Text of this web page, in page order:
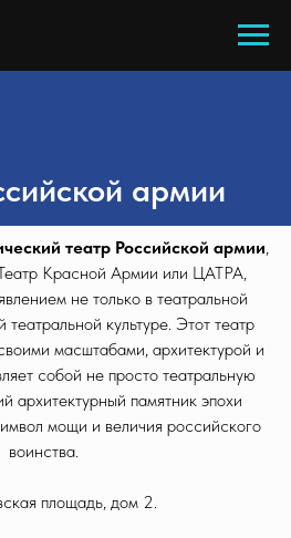
армии
театр Российской армии,
Красной Армии или ЦАТРА,
не только в театральной
культуре. Этот театр
масштабами, архитектурой и
собой не просто театральную
архитектурный памятник эпохи
мощи и величия российского
воинства.
площадь, дом 2.